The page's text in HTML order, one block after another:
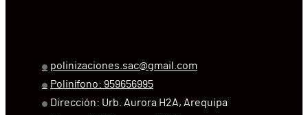
polinizaciones.sac@gmail.com
Polinífono: 959656995
Dirección: Urb. Aurora H2A, Arequipa